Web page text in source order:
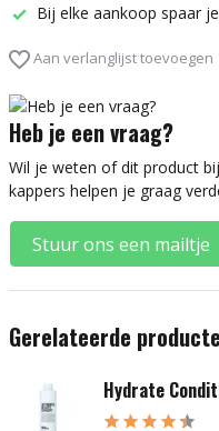
Bij elke aankoop spaar
Aan verlanglijst toevoegen
Heb je een vraag?
Wil je weten of dit product
kappers helpen je graag
Stuur ons een mailtje
Gerelateerde
Hydrate